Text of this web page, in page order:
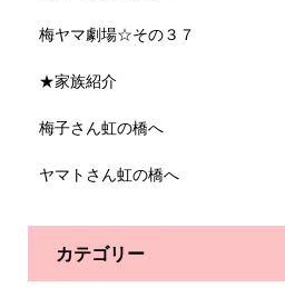
梅ヤマ劇場☆その３７
★家族紹介
梅子さん虹の橋へ
ヤマトさん虹の橋へ
カテゴリー